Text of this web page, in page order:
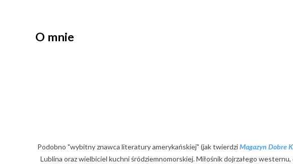
O mnie
Podobno "wybitny znawca literatury amerykańskiej" (jak twierdziMagazyn Dobre
Lublina oraz wielbiciel kuchni śródziemnomorskiej. Miłośnik dojrzałego